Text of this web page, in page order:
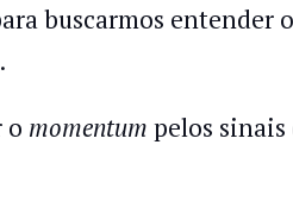
buscarmos entender
o momentum pelos